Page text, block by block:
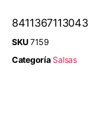
8411367113043
SKU7159
Categoría Salsas